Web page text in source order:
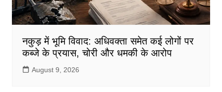
नकुड़ में भूमि विवाद: अधिवक्ता समेत कई लोगों पर
कब्जे के प्रयास, चोरी और धमकी के आरोप
August 9, 2026